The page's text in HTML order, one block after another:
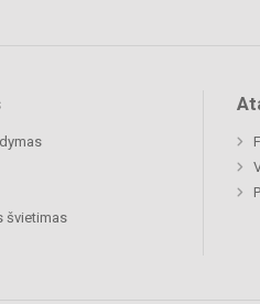
švietimas